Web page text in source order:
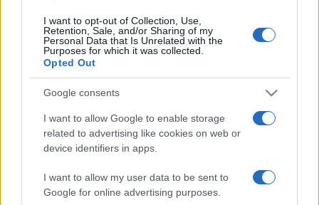
I want to opt-out of Collection, Use,
Retention, Sale, and/or Sharing of my
Personal Data that Is Unrelated with the
Purposes for which it was collected.
Opted Out
Google consents
I want to allow Google to enable storage
related to advertising like cookies on web or
device identifiers in apps.
I want to allow my user data to be sent to
Google for online advertising purposes.
IL PIÙ LETTO DEL MESE